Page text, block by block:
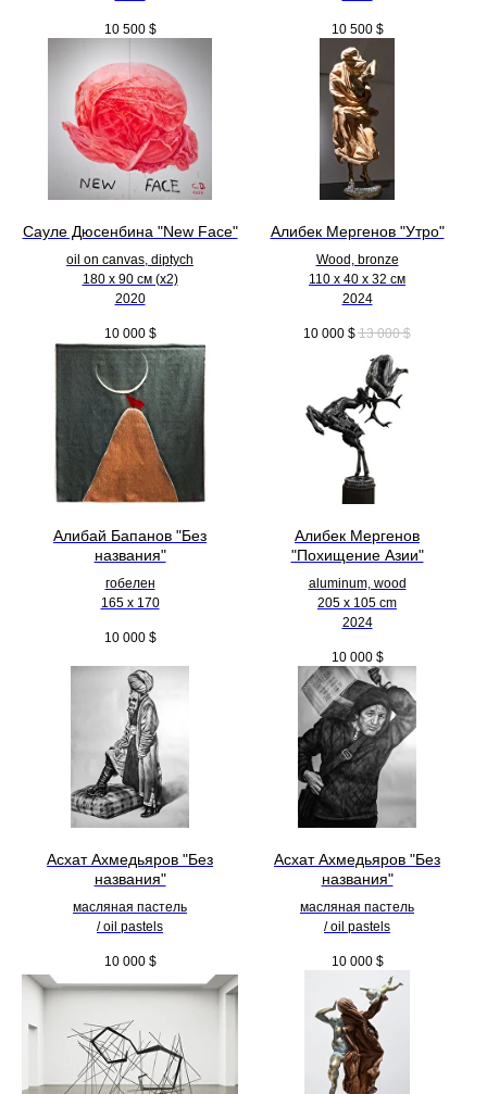
10 500 $ 10 500 $
Сауле Дюсенбина "New Face"
oil on canvas, diptych
180 x 90 см (х2)
2020
10 000 $
Алибек Мергенов "Утро"
Wood, bronze
110 х 40 х 32 см
2024
10 000 $ 13 000 $
Алибай Бапанов "Без
названия"
гобелен
165 x 170
10 000 $
Алибек Мергенов
"Похищение Азии"
aluminum, wood
205 х 105 cm
2024
10 000 $
Асхат Ахмедьяров "Без
названия"
масляная пастель
/ oil pastels
10 000 $
Асхат Ахмедьяров "Без
названия"
масляная пастель
/ oil pastels
10 000 $